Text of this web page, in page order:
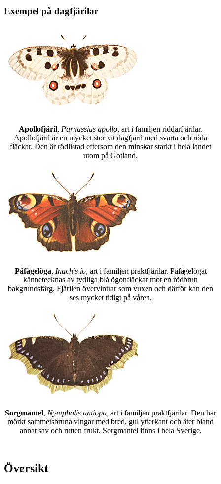
Exempel på dagfjärilar
Apollofjäril, Parnassius apollo, art i familjen riddarfjärilar.
Apollofjäril är en mycket stor vit dagfjäril med svarta och röda
fläckar. Den är rödlistad eftersom den minskar starkt i hela landet
utom på Gotland.
Påfågelöga, Inachis io, art i familjen praktfjärilar. Påfågelögat
kännetecknas av tydliga blå ögonfläckar mot en rödbrun
bakgrundsfärg. Fjärilen övervintrar som vuxen och därför kan den
ses mycket tidigt på våren.
Sorgmantel, Nymphalis antiopa, art i familjen praktfjärilar. Den har
mörkt sammetsbruna vingar med bred, gul ytterkant och äter bland
annat sav och rutten frukt. Sorgmantel finns i hela Sverige.
Översikt